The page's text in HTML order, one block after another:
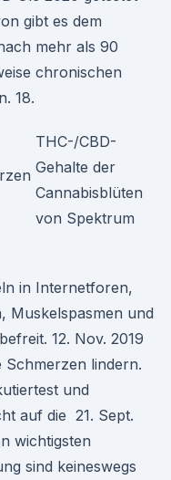
gibt es dem
mehr als 90
chronischen
18.
THC-/CBD-
Gehalte der
Cannabisblüten
von Spektrum
in Internetforen,
Muskelspasmen und
12. Nov. 2019
lindern.
und
auf die 21. Sept.
wichtigsten
sind keineswegs